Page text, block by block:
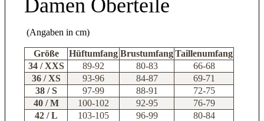
Damen Oberteile
(Angaben in cm)
Größe Hüftumfang BrustumfangTaillenumfang
34 / XXS
89-92 80-83
66-68
36 / XS
93-96 84-87
69-71
38 / S
97-99 88-91
72-75
40 / M
100-102 92-95
76-79
42 / L
103-105 96-99
80-84